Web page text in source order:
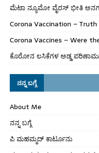
ಮೆಟಾ ನ್ಯೂಮೋ ವೈರಸ್ ಭೀತಿ
Corona Vaccination – Truth
Corona Vaccines – Were
ಕೊರೋನ ಲಸಿಕೆಗಳ ಅಡ್ಡ
ನನ್ನ ಬಗ್ಗೆ
About Me
ನನ್ನ ಬಗ್ಗೆ
ಪಿ ಮಹಮ್ಮದ್ ಕಾರ್ಟೂನು